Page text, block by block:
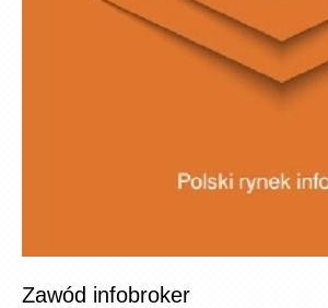
Zawód infobroker